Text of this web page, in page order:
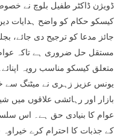
ڈویژن ڈاکٹر طفیل بلوچ نے
کیسکو حکام کو واضح ہدایات
جائز مدعا کو ترجیح دی جائے،
مستقل حل ضروری ہے تاکہ
متعلق کیسکو مناسب رویہ
یونس عزیز زہری نے میٹنگ سے
بازار اور رہائشی علاقوں میں
عوام کا بنیادی حق ہے۔ اس
کے جذبات کا احترام کرے